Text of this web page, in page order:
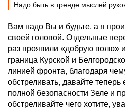
Надо быть в тренде мыслей
Вам надо Вы и будьте, а я
своей головой. Отдельные
раз проявили «добрую волю»
граница Курской и
линией фронта, благодаря
обстреливать, давайте
полной безопасности Зеле и
обстреливайте чего хотите,